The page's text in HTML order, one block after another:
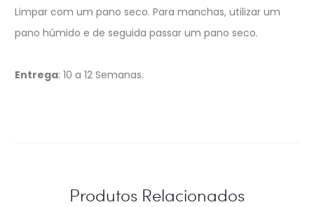
Limpar com um pano seco. Para manchas, utilizar um
pano húmido e de seguida passar um pano seco.
Entrega: 10 a 12 Semanas.
Produtos Relacionados